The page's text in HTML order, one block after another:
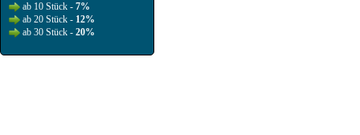
ab 10 Stück - 7%
ab 20 Stück - 12%
ab 30 Stück - 20%